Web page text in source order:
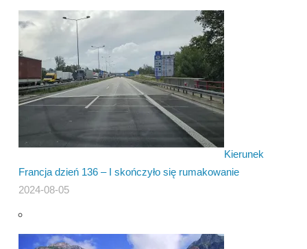
Kierunek
Francja dzień 136 – I skończyło się rumakowanie
2024-08-05